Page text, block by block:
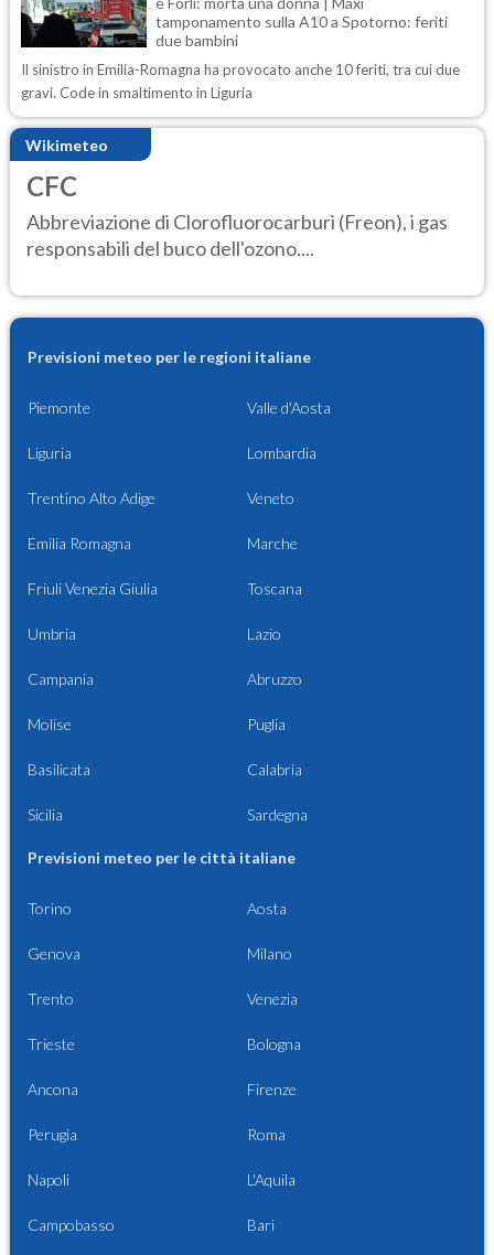
tamponamento sulla A10 a Spotorno: feriti
due bambini
Il sinistro in Emilia-Romagna ha provocato anche 10 feriti, tra cui due
gravi. Code in smaltimento in Liguria
Wikimeteo
CFC
Abbreviazione di Clorofluorocarburi (Freon), i gas
responsabili del buco dell'ozono....
Previsioni meteo per le regioni italiane
Piemonte Valle d'Aosta
Liguria Lombardia
Trentino Alto Adige Veneto
Emilia Romagna Marche
Friuli Venezia Giulia Toscana
Umbria Lazio
Campania Abruzzo
Molise Puglia
Basilicata Calabria
Sicilia Sardegna
Previsioni meteo per le città italiane
Torino Aosta
Genova Milano
Trento Venezia
Trieste Bologna
Ancona Firenze
Perugia Roma
Napoli L'Aquila
Campobasso Bari